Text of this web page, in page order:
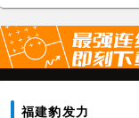
福建豹发力